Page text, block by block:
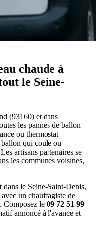
chaude à
le Seine-
(93160) et dans
les pannes de ballon
ou thermostat
qui coule ou
artisans partenaires se
les communes voisines,
le Seine-Saint-Denis,
un chauffagiste de
Composez le 09 72 51 99
annoncé à l'avance et